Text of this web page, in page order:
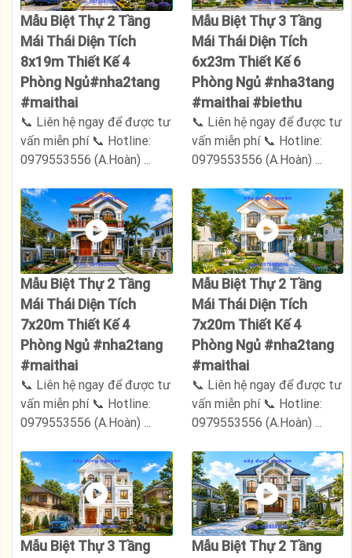
Mẫu Biệt Thự 2 Tầng
Mái Thái Diện Tích
8x19m Thiết Kế 4
Phòng Ngủ#nha2tang
#maithai
📞 Liên hệ ngay để được tư
vấn miễn phí 📞 Hotline:
0979553556 (A.Hoàn) ...
Mẫu Biệt Thự 3 Tầng
Mái Thái Diện Tích
6x23m Thiết Kế 6
Phòng Ngủ #nha3tang
#maithai #biethu
📞 Liên hệ ngay để được tư
vấn miễn phí 📞 Hotline:
0979553556 (A.Hoàn) ...
Mẫu Biệt Thự 2 Tầng
Mái Thái Diện Tích
7x20m Thiết Kế 4
Phòng Ngủ #nha2tang
#maithai
📞 Liên hệ ngay để được tư
vấn miễn phí 📞 Hotline:
0979553556 (A.Hoàn) ...
Mẫu Biệt Thự 2 Tầng
Mái Thái Diện Tích
7x20m Thiết Kế 4
Phòng Ngủ #nha2tang
#maithai
📞 Liên hệ ngay để được tư
vấn miễn phí 📞 Hotline:
0979553556 (A.Hoàn) ...
Mẫu Biệt Thự 3 Tầng
Mẫu Biệt Thự 2 Tầng